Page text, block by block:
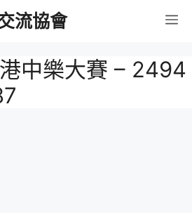
流協會 選
單
中樂大賽 – 2494